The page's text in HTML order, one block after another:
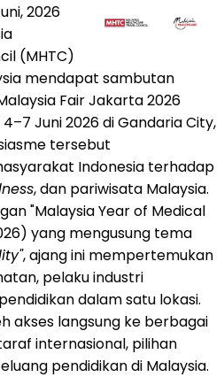
2026
(MHTC)
mendapat sambutan
Fair Jakarta 2026
Juni 2026 di Gandaria City,
tersebut
Indonesia terhadap
, dan pariwisata Malaysia.
"Malaysia Year of Medical
yang mengusung tema
, ajang ini mempertemukan
pelaku industri
dalam satu lokasi.
akses langsung ke berbagai
internasional, pilihan
pendidikan di Malaysia.